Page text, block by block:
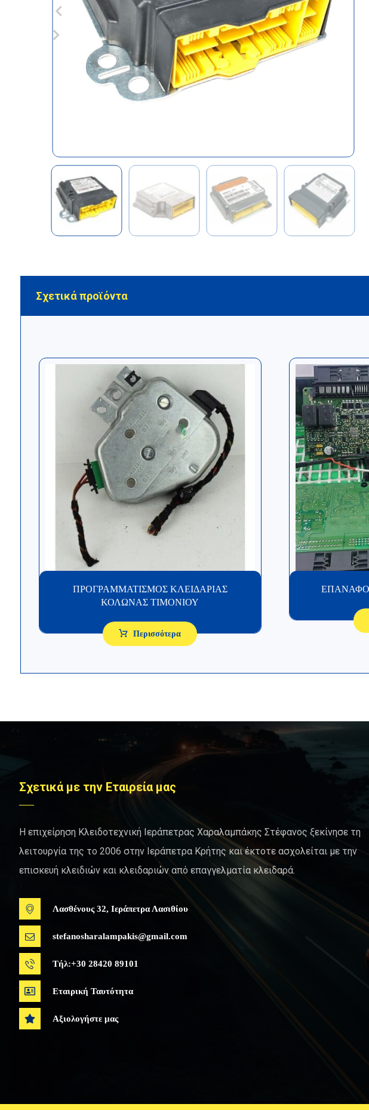
Σχετικά προϊόντα
ΠΡΟΓΡΑΜΜΑΤΙΣΜΟΣ ΚΛΕΙΔΑΡΙΑΣ
ΚΟΛΩΝΑΣ ΤΙΜΟΝΙΟΥ
Περισσότερα
Σχετικά με την Εταιρεία μας
Η επιχείρηση Κλειδοτεχνική Ιεράπετρας Χαραλαμπάκης Στέφανος ξεκίνησε τη
λειτουργία της το 2006 στην Ιεράπετρα Κρήτης και έκτοτε ασχολείται με την
επισκευή κλειδιών και κλειδαριών από επαγγελματία κλειδαρά.
Λασθένους 32, Ιεράπετρα Λασιθίου
stefanosharalampakis@gmail.com
Τήλ:+30 28420 89101
Εταιρική Ταυτότητα
Αξιολογήστε μας